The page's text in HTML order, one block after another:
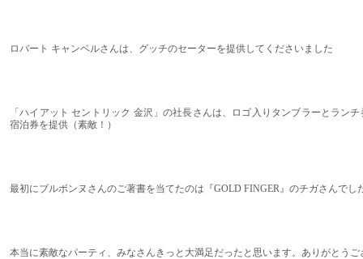
ロバート キャンベルさんは、グッチのセーターを提供してくださいました
「ハイアット セントリック 金沢」の社長さんは、ロゴ入りタンブラーとランチ
宿泊券を提供（素敵！）
最初にブルボンヌさんのご著書を当てたのは『GOLD FINGER』のチガさんでし
本当に素敵なパーティ、みなさんきっと大満足だったと思います。ありがとうご